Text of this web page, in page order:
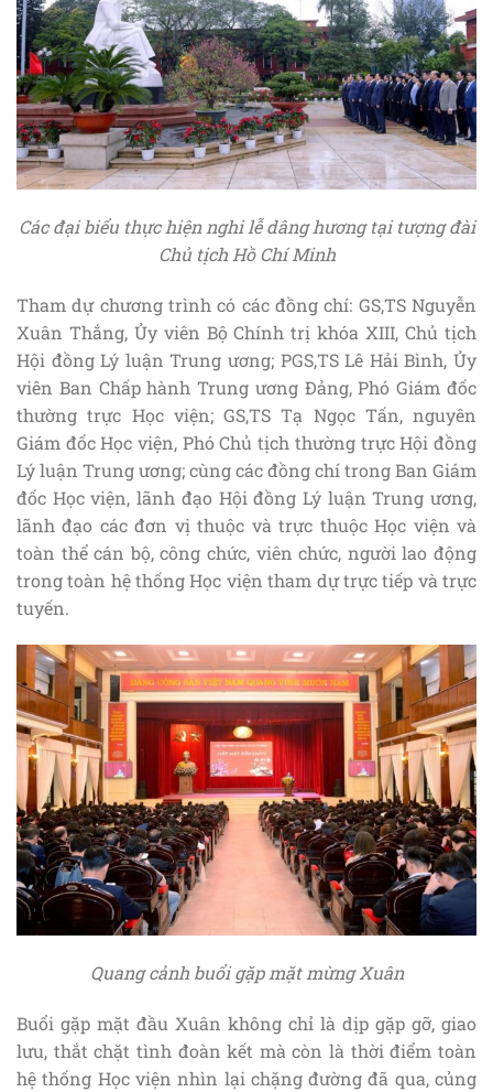
Các đại biểu thực hiện nghi lễ dâng hương tại tượng đài
Chủ tịch Hồ Chí Minh
Tham dự chương trình có các đồng chí: GS,TS Nguyễn
Xuân Thắng, Ủy viên Bộ Chính trị khóa XIII, Chủ tịch
Hội đồng Lý luận Trung ương; PGS,TS Lê Hải Bình, Ủy
viên Ban Chấp hành Trung ương Đảng, Phó Giám đốc
thường trực Học viện; GS,TS Tạ Ngọc Tấn, nguyên
Giám đốc Học viện, Phó Chủ tịch thường trực Hội đồng
Lý luận Trung ương; cùng các đồng chí trong Ban Giám
đốc Học viện, lãnh đạo Hội đồng Lý luận Trung ương,
lãnh đạo các đơn vị thuộc và trực thuộc Học viện và
toàn thể cán bộ, công chức, viên chức, người lao động
trong toàn hệ thống Học viện tham dự trực tiếp và trực
tuyến.
Quang cảnh buổi gặp mặt mừng Xuân
Buổi gặp mặt đầu Xuân không chỉ là dịp gặp gỡ, giao
lưu, thắt chặt tình đoàn kết mà còn là thời điểm toàn
hệ thống Học viện nhìn lại chặng đường đã qua, củng